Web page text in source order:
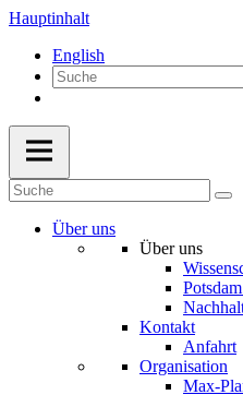
Hauptinhalt
English
Über uns
Über uns
Kontakt
Anfahrt
Organisation
Max-